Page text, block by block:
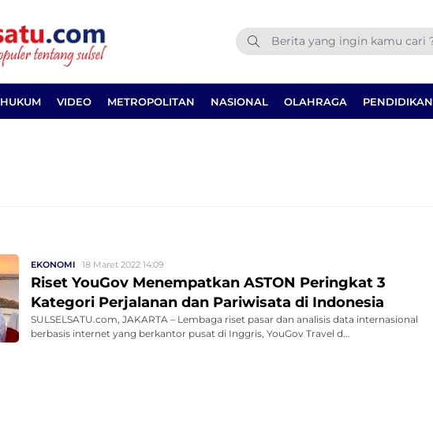
HUKUM VIDEO METROPOLITAN NASIONAL OLAHRAGA PENDIDIKAN
EKONOMI 18 Maret 2022 14:09
Riset YouGov Menempatkan ASTON Peringkat 3
Kategori Perjalanan dan Pariwisata di Indonesia
SULSELSATU.com, JAKARTA – Lembaga riset pasar dan analisis data internasional
berbasis internet yang berkantor pusat di Inggris, YouGov Travel d...